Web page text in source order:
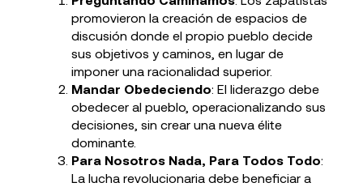
promovieron la creación de espacios de
discusión donde el propio pueblo decide
sus objetivos y caminos, en lugar de
imponer una racionalidad superior.
Mandar Obedeciendo: El liderazgo debe
obedecer al pueblo, operacionalizando sus
decisiones, sin crear una nueva élite
dominante.
Para Nosotros Nada, Para Todos Todo:
La lucha revolucionaria debe beneficiar a